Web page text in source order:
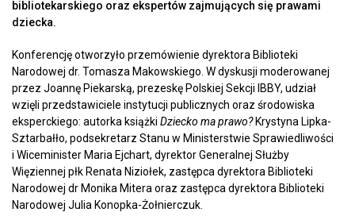
bibliotekarskiego oraz ekspertów zajmujących się prawami
dziecka.
Konferencję otworzyło przemówienie dyrektora Biblioteki
Narodowej dr. Tomasza Makowskiego. W dyskusji moderowanej
przez Joannę Piekarską, prezeskę Polskiej Sekcji IBBY, udział
wzięli przedstawiciele instytucji publicznych oraz środowiska
eksperckiego: autorka książki Dziecko ma prawo?Krystyna Lipka-
Sztarbałło, podsekretarz Stanu w Ministerstwie Sprawiedliwości
i Wiceminister Maria Ejchart, dyrektor Generalnej Służby
Więziennej płk Renata Niziołek, zastępca dyrektora Biblioteki
Narodowej dr Monika Mitera oraz zastępca dyrektora Biblioteki
Narodowej Julia Konopka-Żołnierczuk.